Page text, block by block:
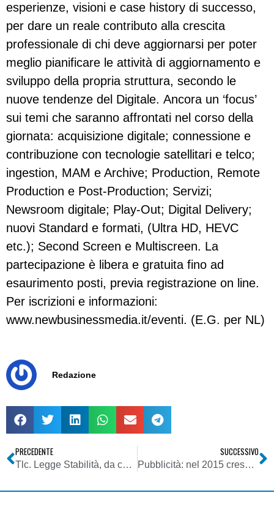
esperienze, visioni e case history di successo,
per dare un reale contributo alla crescita
professionale di chi deve aggiornarsi per poter
meglio pianificare le attività di aggiornamento e
sviluppo della propria struttura, secondo le
nuove tendenze del Digitale. Ancora un ‘focus’
sui temi che saranno affrontati nel corso della
giornata: acquisizione digitale; connessione e
contribuzione con tecnologie satellitari e telco;
ingestion, MAM e Archive; Production, Remote
Production e Post-Production; Servizi;
Newsroom digitale; Play-Out; Digital Delivery;
nuovi Standard e formati, (Ultra HD, HEVC
etc.); Second Screen e Multiscreen. La
partecipazione è libera e gratuita fino ad
esaurimento posti, previa registrazione on line.
Per iscrizioni e informazioni:
www.newbusinessmedia.it/eventi. (E.G. per NL)
Redazione
PRECEDENTE
Tlc. Legge Stabilità, da cessione frequenze oltre 700 milioni
SUCCESSIVO
Pubblicità: nel 2015 crescita mondiale. Ma non in America ed Europa